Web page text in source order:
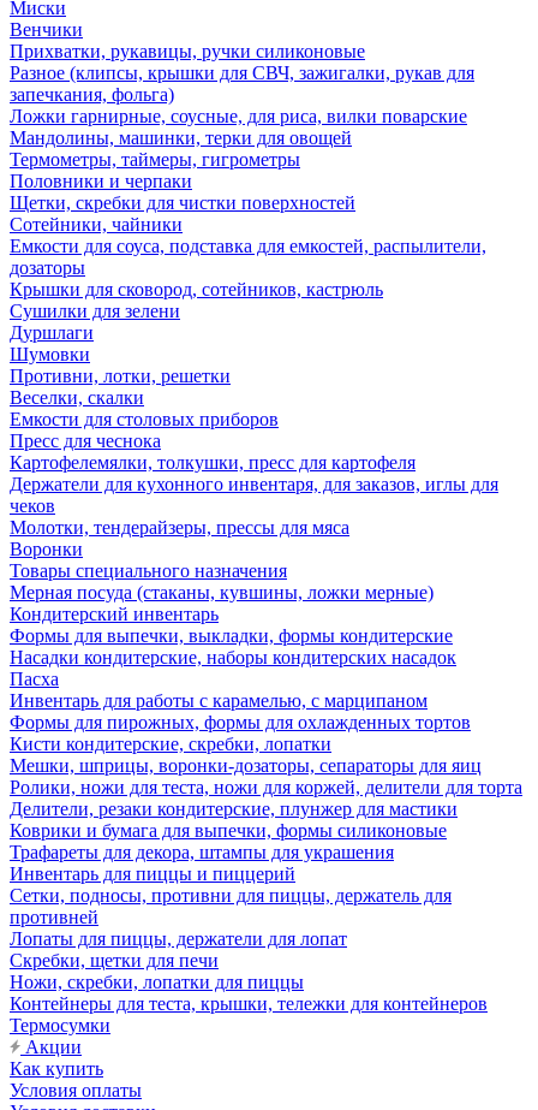
Миски
Венчики
Прихватки, рукавицы, ручки силиконовые
Разное (клипсы, крышки для СВЧ, зажигалки, рукав для
запечкания, фольга)
Ложки гарнирные, соусные, для риса, вилки поварские
Мандолины, машинки, терки для овощей
Термометры, таймеры, гигрометры
Половники и черпаки
Щетки, скребки для чистки поверхностей
Сотейники, чайники
Емкости для соуса, подставка для емкостей, распылители,
дозаторы
Крышки для сковород, сотейников, кастрюль
Сушилки для зелени
Дуршлаги
Шумовки
Противни, лотки, решетки
Веселки, скалки
Емкости для столовых приборов
Пресс для чеснока
Картофелемялки, толкушки, пресс для картофеля
Держатели для кухонного инвентаря, для заказов, иглы для
чеков
Молотки, тендерайзеры, прессы для мяса
Воронки
Товары специального назначения
Мерная посуда (стаканы, кувшины, ложки мерные)
Кондитерский инвентарь
Формы для выпечки, выкладки, формы кондитерские
Насадки кондитерские, наборы кондитерских насадок
Пасха
Инвентарь для работы с карамелью, с марципаном
Формы для пирожных, формы для охлажденных тортов
Кисти кондитерские, скребки, лопатки
Мешки, шприцы, воронки-дозаторы, сепараторы для яиц
Ролики, ножи для теста, ножи для коржей, делители для торта
Делители, резаки кондитерские, плунжер для мастики
Коврики и бумага для выпечки, формы силиконовые
Трафареты для декора, штампы для украшения
Инвентарь для пиццы и пиццерий
Сетки, подносы, противни для пиццы, держатель для
противней
Лопаты для пиццы, держатели для лопат
Скребки, щетки для печи
Ножи, скребки, лопатки для пиццы
Контейнеры для теста, крышки, тележки для контейнеров
Термосумки
Акции
Как купить
Условия оплаты